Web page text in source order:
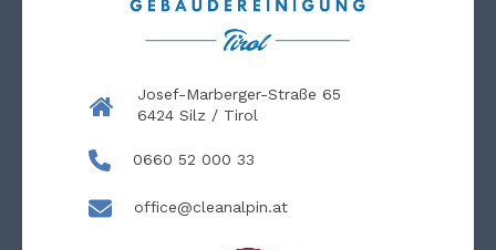
Josef-Marberger-Straße 65
6424 Silz / Tirol
0660 52 000 33
office@cleanalpin.at